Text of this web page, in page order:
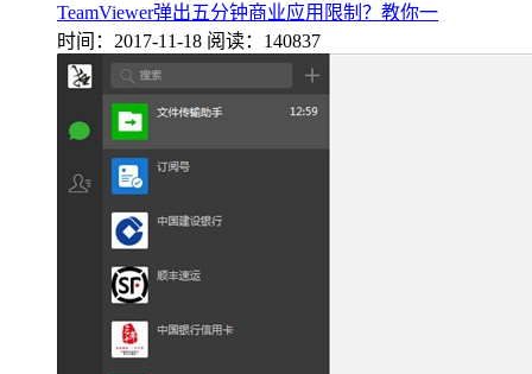
TeamViewer弹出五分钟商业应用限制？教你一
时间：2017-11-18 阅读：140837